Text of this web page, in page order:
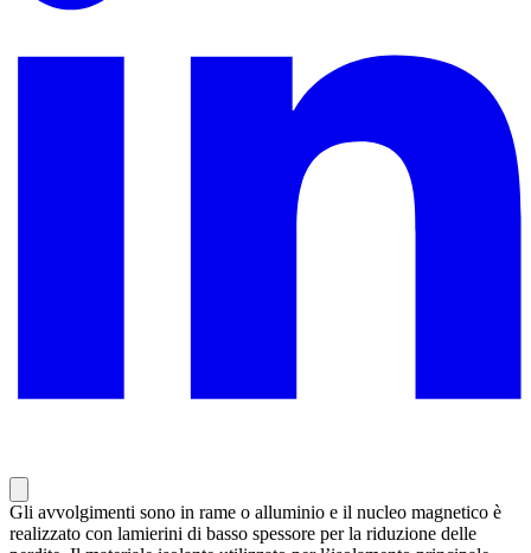
Gli avvolgimenti sono in rame o alluminio e il nucleo magnetico è
realizzato con lamierini di basso spessore per la riduzione delle